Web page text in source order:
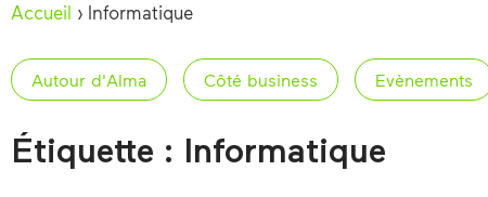
Accueil › Informatique
Autour d'Alma Côté business Evènements
Étiquette : Informatique